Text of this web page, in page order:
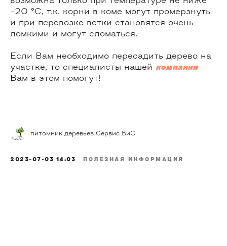
-20 °C, т.к. корни в коме могут промерзнуть
и при перевозке ветки становятся очень
ломкими и могут сломаться.
Если Вам необходимо пересадить дерево на
участке, то специалисты нашей компании
Вам в этом помогут!
питомник деревьев Сервис БиС
2023-07-03 14:03 ПОЛЕЗНАЯ ИНФОРМАЦИЯ